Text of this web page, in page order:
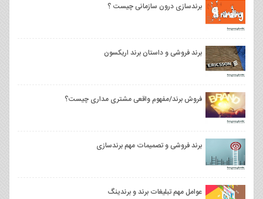
برندسازی درون سازمانی چیست ؟
برند فروشی و داستان برند اریکسون
فروش برند/مفهوم واقعی مشتری مداری چیست؟
برند فروشی و تصمیمات مهم برندسازی
عوامل مهم تبلیغات برند و برندینگ